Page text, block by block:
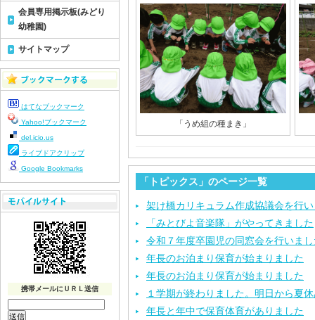
「うめ組の種まき」
「トピックス」のページ一覧
架け橋カリキュラム作成協議会を行
「みとびよ音楽隊」がやってきました
令和７年度卒園児の同窓会を行いま
年長のお泊まり保育が始まりました
年長のお泊まり保育が始まりました
１学期が終わりました。明日から夏
年長と年中で保育体育がありました
会員専用掲示板(みどり
幼稚園)
サイトマップ
はてなブックマーク
Yahoo!ブックマーク
del.icio.us
ライブドアクリップ
Google Bookmarks
携帯メールにＵＲＬ送信